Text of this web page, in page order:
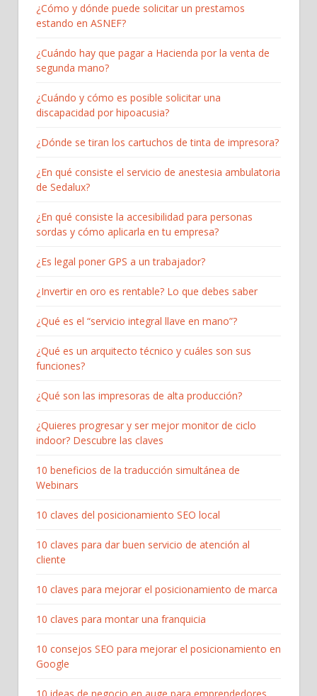
¿Cómo y dónde puede solicitar un prestamos
estando en ASNEF?
¿Cuándo hay que pagar a Hacienda por la venta de
segunda mano?
¿Cuándo y cómo es posible solicitar una
discapacidad por hipoacusia?
¿Dónde se tiran los cartuchos de tinta de impresora?
¿En qué consiste el servicio de anestesia ambulatoria
de Sedalux?
¿En qué consiste la accesibilidad para personas
sordas y cómo aplicarla en tu empresa?
¿Es legal poner GPS a un trabajador?
¿Invertir en oro es rentable? Lo que debes saber
¿Qué es el “servicio integral llave en mano”?
¿Qué es un arquitecto técnico y cuáles son sus
funciones?
¿Qué son las impresoras de alta producción?
¿Quieres progresar y ser mejor monitor de ciclo
indoor? Descubre las claves
10 beneficios de la traducción simultánea de
Webinars
10 claves del posicionamiento SEO local
10 claves para dar buen servicio de atención al
cliente
10 claves para mejorar el posicionamiento de marca
10 claves para montar una franquicia
10 consejos SEO para mejorar el posicionamiento en
Google
10 ideas de negocio en auge para emprendedores